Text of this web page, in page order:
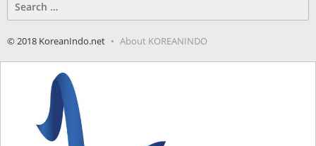
for:
© 2018 KoreanIndo.net About KOREANINDO